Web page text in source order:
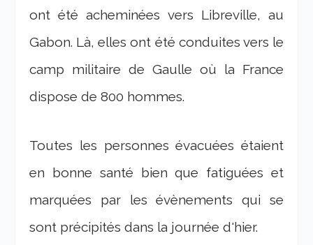
ont été acheminées vers Libreville, au
Gabon. Là, elles ont été conduites vers le
camp militaire de Gaulle où la France
dispose de 800 hommes.
Toutes les personnes évacuées étaient
en bonne santé bien que fatiguées et
marquées par les évènements qui se
sont précipités dans la journée d'hier.